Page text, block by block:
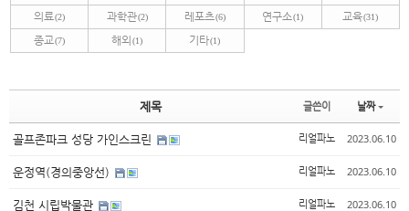
의료(2) 과학관(2) 레포츠(6) 연구소(1) 교육(31)
종교(7) 해외 (1) 기타(1)
제목 글쓴이 날짜
골프존파크 성당 가인스크린 리얼파노 2023.06.10
운정역(경의중앙선) 리얼파노 2023.06.10
김천 시립박물관 리얼파노 2023.06.10